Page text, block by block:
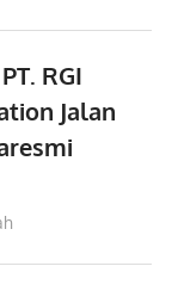
RGI
Jalan